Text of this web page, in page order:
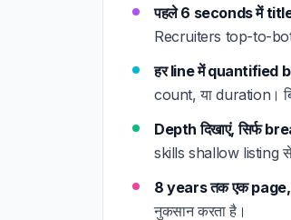
पहले 6 seconds में
Recruiters top-to-
हर line में quantified
count, या duration।
Depth दिखाएं, सिर्फ
skills shallow listing
8 years तक एक page,
नुकसान करता है।